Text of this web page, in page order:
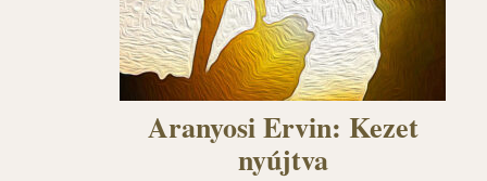
Aranyosi Ervin: Kezet
nyújtva